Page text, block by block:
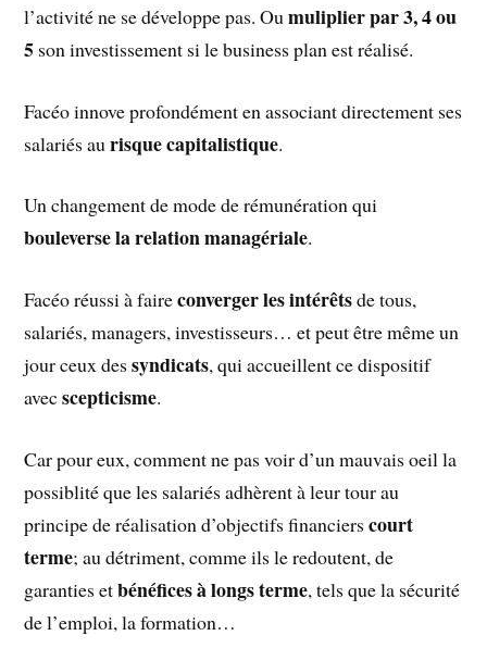
l’activité ne se développe pas. Oumuliplier par 3, 4 ou
5 son investissement si le business plan est réalisé.
Facéo innove profondément en associant directement ses
salariés aurisque capitalistique.
Un changement de mode de rémunération qui
bouleverse la relation managériale.
Facéo réussi à faireconverger les intérêtsde tous,
salariés, managers, investisseurs… et peut être même un
jour ceux dessyndicats, qui accueillent ce dispositif
avecscepticisme.
Car pour eux, comment ne pas voir d’un mauvais oeil la
possiblité que les salariés adhèrent à leur tour au
principe de réalisation d’objectifs financierscourt
terme; au détriment, comme ils le redoutent, de
garanties etbénéfices à longs terme, tels que la sécurité
de l’emploi, la formation…